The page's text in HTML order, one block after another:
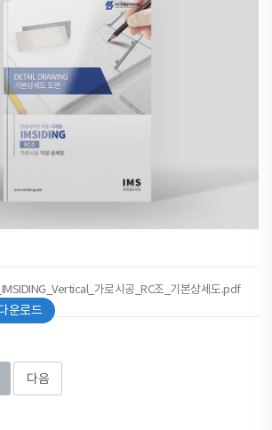
가로시공_RC조_기본상세도.pdf
운로드
다음